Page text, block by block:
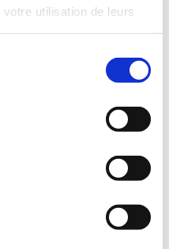
utilisation de leurs